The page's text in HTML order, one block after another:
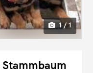
1 / 1